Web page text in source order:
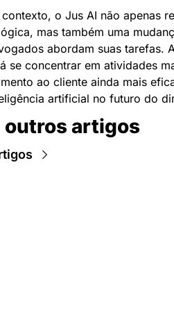
o Jus AI não apenas
mas também uma
abordam suas tarefas.
se concentrar em atividades
ao cliente ainda mais
artificial no futuro do
outros artigos